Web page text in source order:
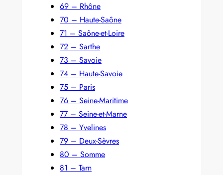
69 – Rhône
70 – Haute-Saône
71 – Saône-et-Loire
72 – Sarthe
73 – Savoie
74 – Haute-Savoie
75 – Paris
76 – Seine-Maritime
77 – Seine-et-Marne
78 – Yvelines
79 – Deux-Sèvres
80 – Somme
81 – Tarn